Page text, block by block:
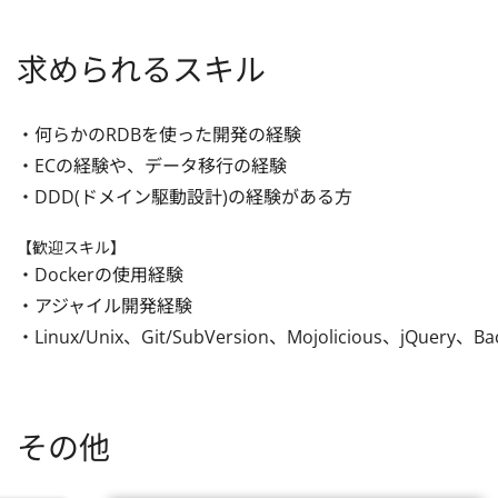
求められるスキル
・何らかのRDBを使った開発の経験
・ECの経験や、データ移行の経験
・DDD(ドメイン駆動設計)の経験がある方
【歓迎スキル】
・Dockerの使用経験
・アジャイル開発経験
・Linux/Unix、Git/SubVersion、Mojolicious、jQuery、
その他